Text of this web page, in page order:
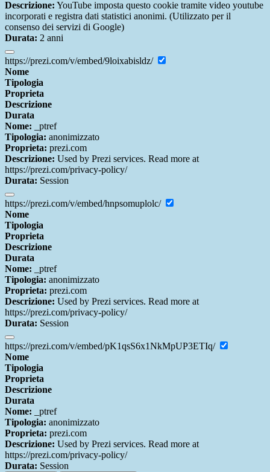
Descrizione: YouTube imposta questo cookie tramite video youtube
incorporati e registra dati statistici anonimi. (Utilizzato per il
consenso dei servizi di Google)
Durata: 2 anni
https://prezi.com/v/embed/9loixabisldz/
Nome
Tipologia
Proprieta
Descrizione
Durata
Nome: _ptref
Tipologia: anonimizzato
Proprieta: prezi.com
Descrizione: Used by Prezi services. Read more at
https://prezi.com/privacy-policy/
Durata: Session
https://prezi.com/v/embed/hnpsomuplolc/
Nome
Tipologia
Proprieta
Descrizione
Durata
Nome: _ptref
Tipologia: anonimizzato
Proprieta: prezi.com
Descrizione: Used by Prezi services. Read more at
https://prezi.com/privacy-policy/
Durata: Session
https://prezi.com/v/embed/pK1qsS6x1NkMpUP3ETIq/
Nome
Tipologia
Proprieta
Descrizione
Durata
Nome: _ptref
Tipologia: anonimizzato
Proprieta: prezi.com
Descrizione: Used by Prezi services. Read more at
https://prezi.com/privacy-policy/
Durata: Session